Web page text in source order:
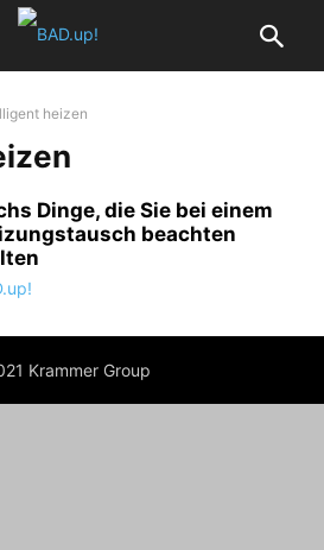
heizen
Dinge, die Sie bei einem
beachten
Krammer Group